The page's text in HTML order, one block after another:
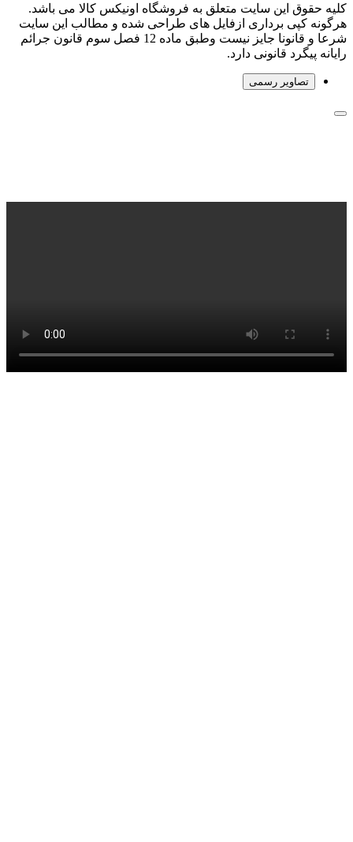
کلیه حقوق این سایت متعلق به فروشگاه اونیکس کالا می باشد.
هرگونه کپی برداری ازفایل های طراحی شده و مطالب این سایت
شرعا و قانونا جایز نیست وطبق ماده 12 فصل سوم قانون جرائم
رایانه پیگرد قانونی دارد.
تصاویر رسمی